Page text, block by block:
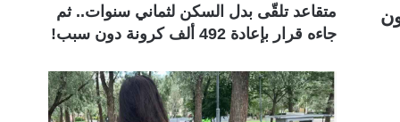
متقاعد تلقّى بدل السكن لثماني سنوات.. ثم
جاءه قرار بإعادة 492 ألف كرونة دون سبب!